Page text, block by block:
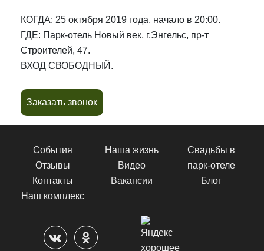
КОГДА: 25 октября 2019 года, начало в 20:00.
ГДЕ: Парк-отель Новый век, г.Энгельс, пр-т
Строителей, 47.
ВХОД СВОБОДНЫЙ.
Заказать звонок
События
Отзывы
Контакты
Наш комплекс
Наша жизнь
Видео
Вакансии
Свадьбы в
парк-отеле
Блог